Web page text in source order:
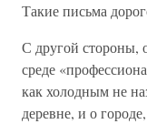
Такие письма
С другой стороны,
среде
как холодным не
деревне, и о